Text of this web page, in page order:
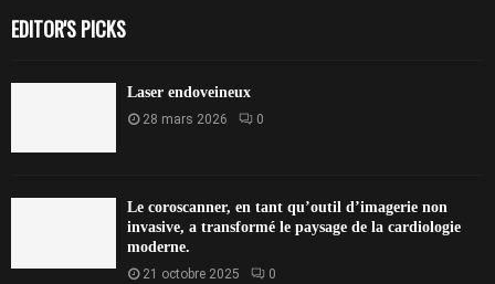
EDITOR'S PICKS
Laser endoveineux
28 mars 2026 0
Le coroscanner, en tant qu’outil d’imagerie non
invasive, a transformé le paysage de la cardiologie
moderne.
21 octobre 2025 0